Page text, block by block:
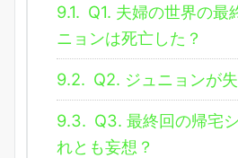
9.1. Q1. 夫婦の世界の最
ニョンは死亡した？
9.2. Q2. ジュニョンが
9.3. Q3. 最終回の帰宅
れとも妄想？